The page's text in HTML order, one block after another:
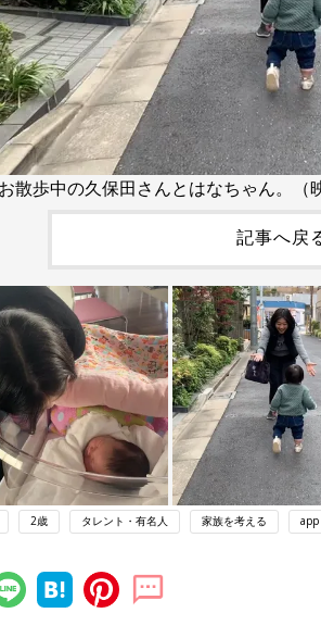
お散歩中の久保田さんとはなちゃん。（
記事へ戻
2歳 タレント・有名人 家族を考える app